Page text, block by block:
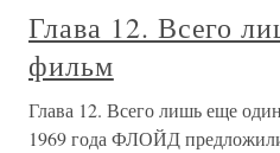
Глава 12. Всего
фильм
Глава 12. Всего лишь еще
1969 года ФЛОЙД